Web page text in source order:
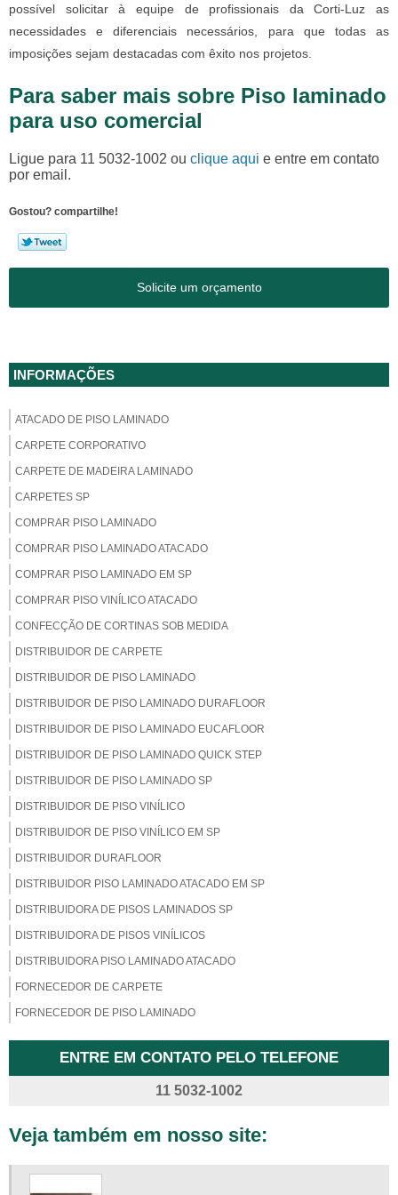
possível solicitar à equipe de profissionais da Corti-Luz as
necessidades e diferenciais necessários, para que todas as
imposições sejam destacadas com êxito nos projetos.
Para saber mais sobre Piso laminado
para uso comercial
Ligue para 11 5032-1002 ou clique aqui e entre em contato
por email.
Gostou? compartilhe!
Solicite um orçamento
INFORMAÇÕES
ATACADO DE PISO LAMINADO
CARPETE CORPORATIVO
CARPETE DE MADEIRA LAMINADO
CARPETES SP
COMPRAR PISO LAMINADO
COMPRAR PISO LAMINADO ATACADO
COMPRAR PISO LAMINADO EM SP
COMPRAR PISO VINÍLICO ATACADO
CONFECÇÃO DE CORTINAS SOB MEDIDA
DISTRIBUIDOR DE CARPETE
DISTRIBUIDOR DE PISO LAMINADO
DISTRIBUIDOR DE PISO LAMINADO DURAFLOOR
DISTRIBUIDOR DE PISO LAMINADO EUCAFLOOR
DISTRIBUIDOR DE PISO LAMINADO QUICK STEP
DISTRIBUIDOR DE PISO LAMINADO SP
DISTRIBUIDOR DE PISO VINÍLICO
DISTRIBUIDOR DE PISO VINÍLICO EM SP
DISTRIBUIDOR DURAFLOOR
DISTRIBUIDOR PISO LAMINADO ATACADO EM SP
DISTRIBUIDORA DE PISOS LAMINADOS SP
DISTRIBUIDORA DE PISOS VINÍLICOS
DISTRIBUIDORA PISO LAMINADO ATACADO
FORNECEDOR DE CARPETE
FORNECEDOR DE PISO LAMINADO
FORNECEDOR DE PISO LAMINADO EM SP
FORNECEDOR DE PISO VINÍLICO
LOJA DE PISO VINÍLICO
ENTRE EM CONTATO PELO TELEFONE
11 5032-1002
Veja também em nosso site: